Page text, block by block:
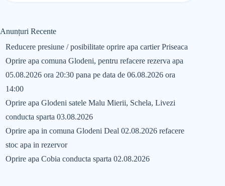
Anunțuri Recente
Reducere presiune / posibilitate oprire apa cartier Priseaca
Oprire apa comuna Glodeni, pentru refacere rezerva apa
05.08.2026 ora 20:30 pana pe data de 06.08.2026 ora
14:00
Oprire apa Glodeni satele Malu Mierii, Schela, Livezi
conducta sparta 03.08.2026
Oprire apa in comuna Glodeni Deal 02.08.2026 refacere
stoc apa in rezervor
Oprire apa Cobia conducta sparta 02.08.2026